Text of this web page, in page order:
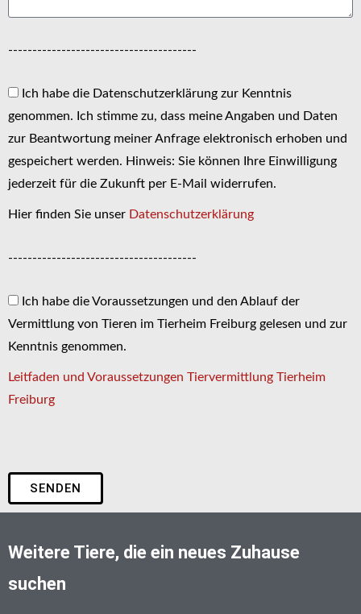
---------------------------------------
Ich habe die Datenschutzerklärung zur Kenntnis
genommen. Ich stimme zu, dass meine Angaben und Daten
zur Beantwortung meiner Anfrage elektronisch erhoben und
gespeichert werden. Hinweis: Sie können Ihre Einwilligung
jederzeit für die Zukunft per E-Mail widerrufen.
Hier finden Sie unser Datenschutzerklärung
---------------------------------------
Ich habe die Voraussetzungen und den Ablauf der
Vermittlung von Tieren im Tierheim Freiburg gelesen und zur
Kenntnis genommen.
Leitfaden und Voraussetzungen Tiervermittlung Tierheim
Freiburg
SENDEN
Weitere Tiere, die ein neues Zuhause
suchen